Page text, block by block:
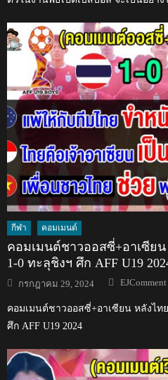
กีฬา คอมเมนต์
คอมเมนต์ชาวออสซี่+อาเซียน
1-0 ทะลุชิงฯ ศึก AFF U19
Posted
on
กรกฎาคม 29, 2024 Author
EJComment
คอมเมนต์ชาวออสซี่+อาเซียน หลังไท
ศึก AFF U19 2024